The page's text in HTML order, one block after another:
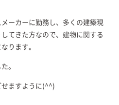
ーカーに勤務し、多くの建築現
てきた方なので、建物に関する
ります。
。
せますように(^^)